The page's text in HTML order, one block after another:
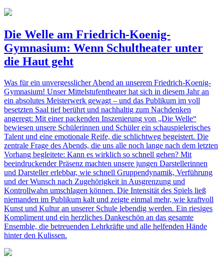
Die Welle am Friedrich-Koenig-
Gymnasium: Wenn Schultheater unter
die Haut geht
Was für ein unvergesslicher Abend an unserem Friedrich-Koenig-
Gymnasium! Unser Mittelstufentheater hat sich in diesem Jahr an
ein absolutes Meisterwerk gewagt – und das Publikum im voll
besetzten Saal tief berührt und nachhaltig zum Nachdenken
angeregt: Mit einer packenden Inszenierung von „Die Welle“
bewiesen unsere Schülerinnen und Schüler ein schauspielerisches
Talent und eine emotionale Reife, die schlichtweg begeistert. Die
zentrale Frage des Abends, die uns alle noch lange nach dem letzten
Vorhang begleitete: Kann es wirklich so schnell gehen? Mit
beeindruckender Präsenz machten unsere jungen Darstellerinnen
und Darsteller erlebbar, wie schnell Gruppendynamik, Verführung
und der Wunsch nach Zugehörigkeit in Ausgrenzung und
Kontrollwahn umschlagen können. Die Intensität des Spiels ließ
niemanden im Publikum kalt und zeigte einmal mehr, wie kraftvoll
Kunst und Kultur an unserer Schule lebendig werden. Ein riesiges
Kompliment und ein herzliches Dankeschön an das gesamte
Ensemble, die betreuenden Lehrkräfte und alle helfenden Hände
hinter den Kulissen.